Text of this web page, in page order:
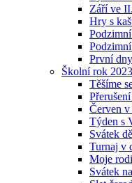
Září ve
Hry s
První
Školní rok
Těšíme
Červen
Týden s
Svátek
Turnaj v
Moje
Svátek